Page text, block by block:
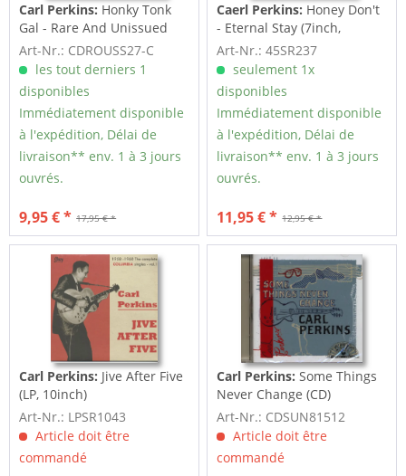
Carl Perkins: Honky Tonk
Gal - Rare And Unissued
Sun Masters...
Art-Nr.: CDROUSS27-C
les tout derniers 1
disponibles
Immédiatement disponible
à l'expédition, Délai de
livraison** env. 1 à 3 jours
ouvrés.
17,95 € *
9,95 € *
Caerl Perkins: Honey Don't
- Eternal Stay (7inch,
45rpm)
Art-Nr.: 45SR237
seulement 1x
disponibles
Immédiatement disponible
à l'expédition, Délai de
livraison** env. 1 à 3 jours
ouvrés.
12,95 € *
11,95 € *
Carl Perkins: Jive After Five
(LP, 10inch)
Art-Nr.: LPSR1043
Article doit être
commandé
Carl Perkins:Some Things
Never Change (CD)
Art-Nr.: CDSUN81512
Article doit être
commandé